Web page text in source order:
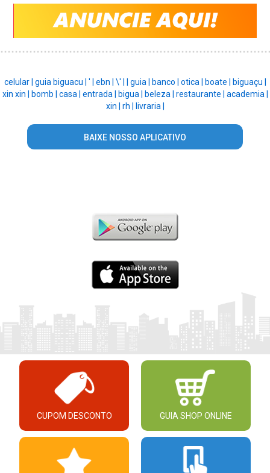
celular | guia biguacu | ' | ebn | \' | | guia | banco | otica | boate | biguaçu |
xin xin | bomb | casa | entrada | bigua | beleza | restaurante | academia |
xin | rh | livraria |
BAIXE NOSSO APLICATIVO
CUPOM DESCONTO GUIA SHOP ONLINE